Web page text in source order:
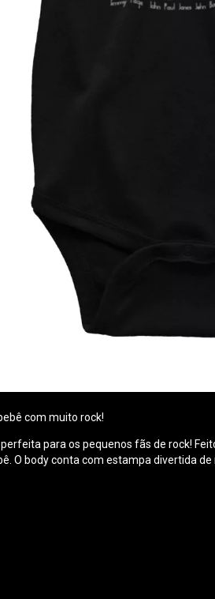
com muito rock!
para os pequenos fãs de rock!
O body conta com estampa divertida